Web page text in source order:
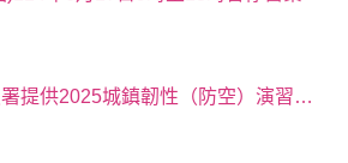
國防部全民防衛動員署提供2025城鎮韌性（防空）演習多國語言文宣